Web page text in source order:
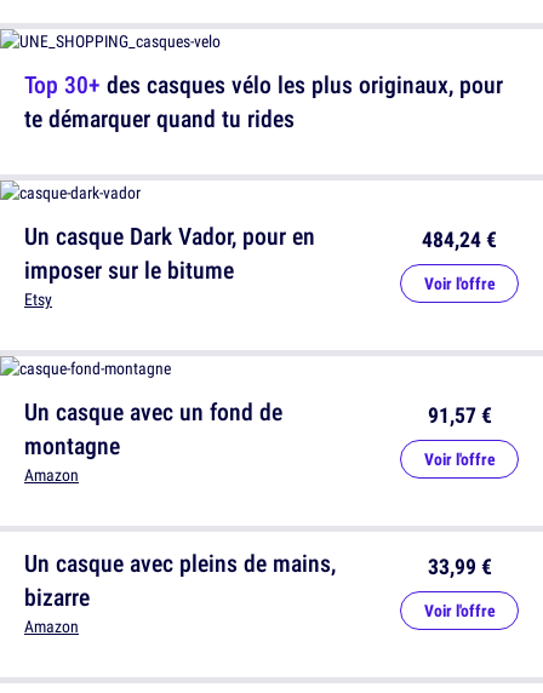
Top 30+ des casques vélo les plus originaux, pour
te démarquer quand tu rides
Un casque avec un fond de
montagne
Amazon
91,57 €
Voir l'offre
Un casque avec pleins de mains,
bizarre
Amazon
33,99 €
Voir l'offre
Un casque Dark Vador, pour en
imposer sur le bitume
Etsy
484,24 €
Voir l'offre